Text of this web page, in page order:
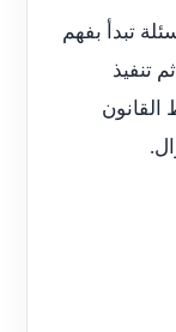
تبدأ بفهم
تنفيذ